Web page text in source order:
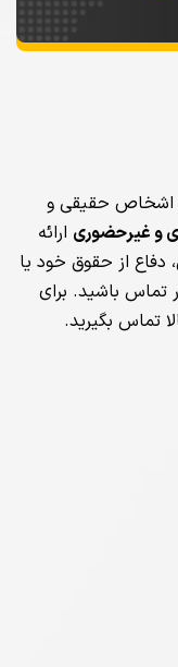
اشخاص حقیقی و
و غیرحضوری ارائه
دفاع از حقوق خود یا
تماس باشید. برای
تماس بگیرید.